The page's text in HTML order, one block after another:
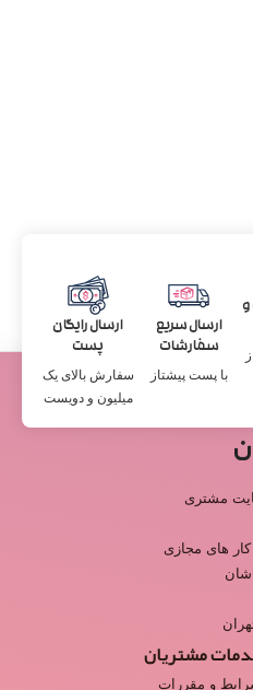
ارسال سریع
سفارشات
با پست پیشتاز
ارسال رایگان
پست
سفارش بالای یک
میلیون و دویست
مشتری
های مجازی
مشتریان
و مقررات